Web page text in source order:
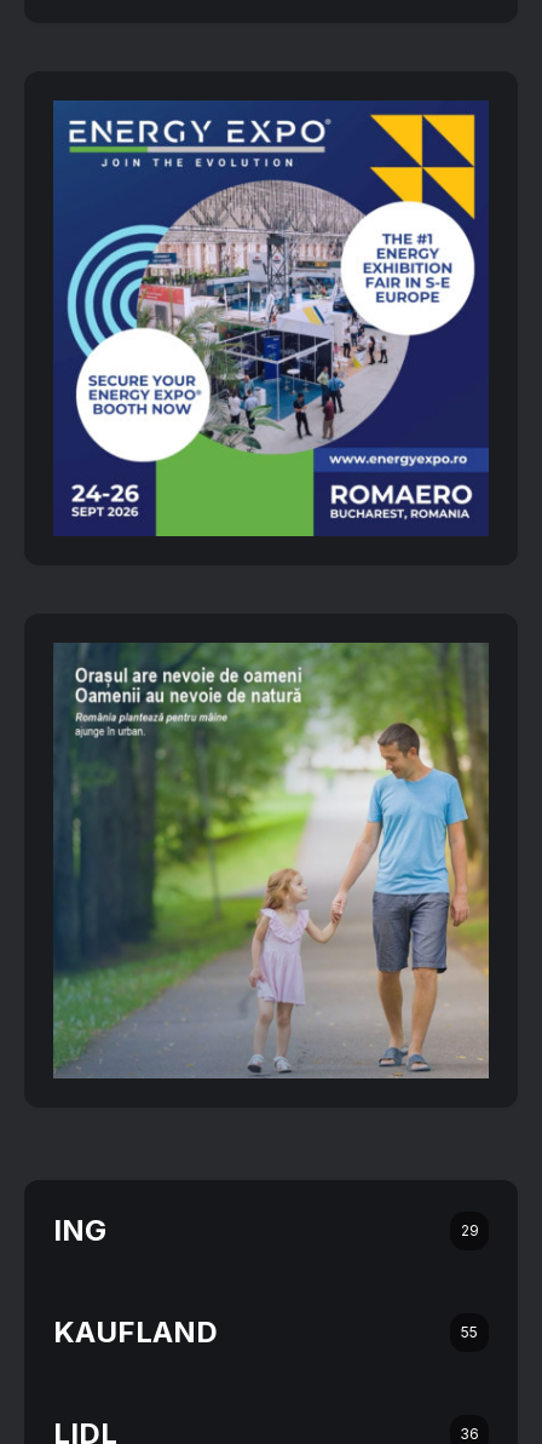
ING 29
KAUFLAND 55
LIDL 36